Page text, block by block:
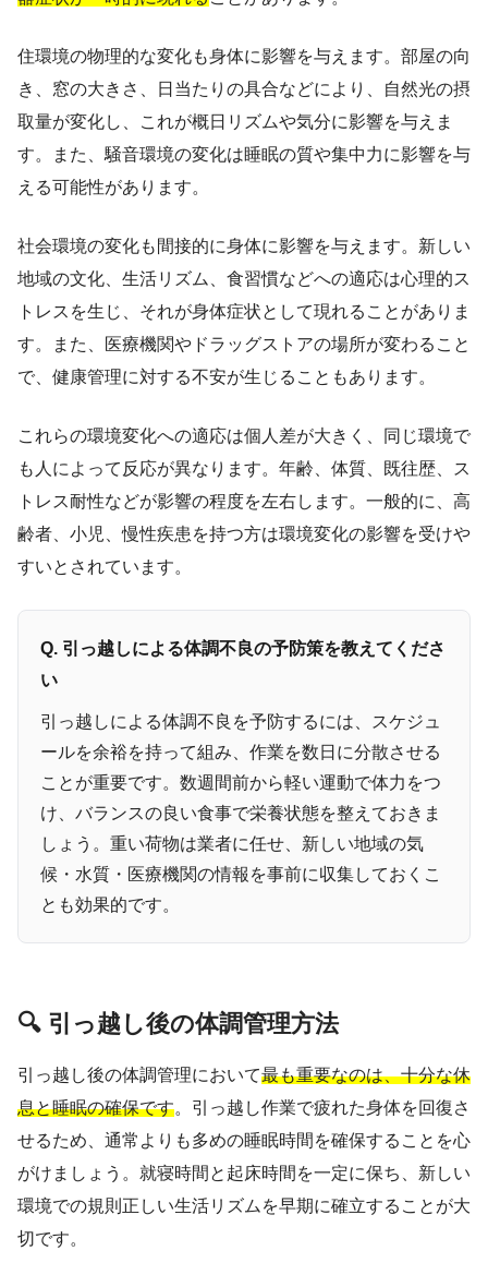
住環境の物理的な変化も身体に影響を与えます。部屋の向
き、窓の大きさ、日当たりの具合などにより、自然光の摂
取量が変化し、これが概日リズムや気分に影響を与えま
す。また、騒音環境の変化は睡眠の質や集中力に影響を与
える可能性があります。
社会環境の変化も間接的に身体に影響を与えます。新しい
地域の文化、生活リズム、食習慣などへの適応は心理的ス
トレスを生じ、それが身体症状として現れることがありま
す。また、医療機関やドラッグストアの場所が変わること
で、健康管理に対する不安が生じることもあります。
これらの環境変化への適応は個人差が大きく、同じ環境で
も人によって反応が異なります。年齢、体質、既往歴、ス
トレス耐性などが影響の程度を左右します。一般的に、高
齢者、小児、慢性疾患を持つ方は環境変化の影響を受けや
すいとされています。
Q. 引っ越しによる体調不良の予防策を教えてくださ
い
引っ越しによる体調不良を予防するには、スケジュ
ールを余裕を持って組み、作業を数日に分散させる
ことが重要です。数週間前から軽い運動で体力をつ
け、バランスの良い食事で栄養状態を整えておきま
しょう。重い荷物は業者に任せ、新しい地域の気
候・水質・医療機関の情報を事前に収集しておくこ
とも効果的です。
🔍 引っ越し後の体調管理方法
引っ越し後の体調管理において最も重要なのは、十分な休
息と睡眠の確保です。引っ越し作業で疲れた身体を回復さ
せるため、通常よりも多めの睡眠時間を確保することを心
がけましょう。就寝時間と起床時間を一定に保ち、新しい
環境での規則正しい生活リズムを早期に確立することが大
切です。